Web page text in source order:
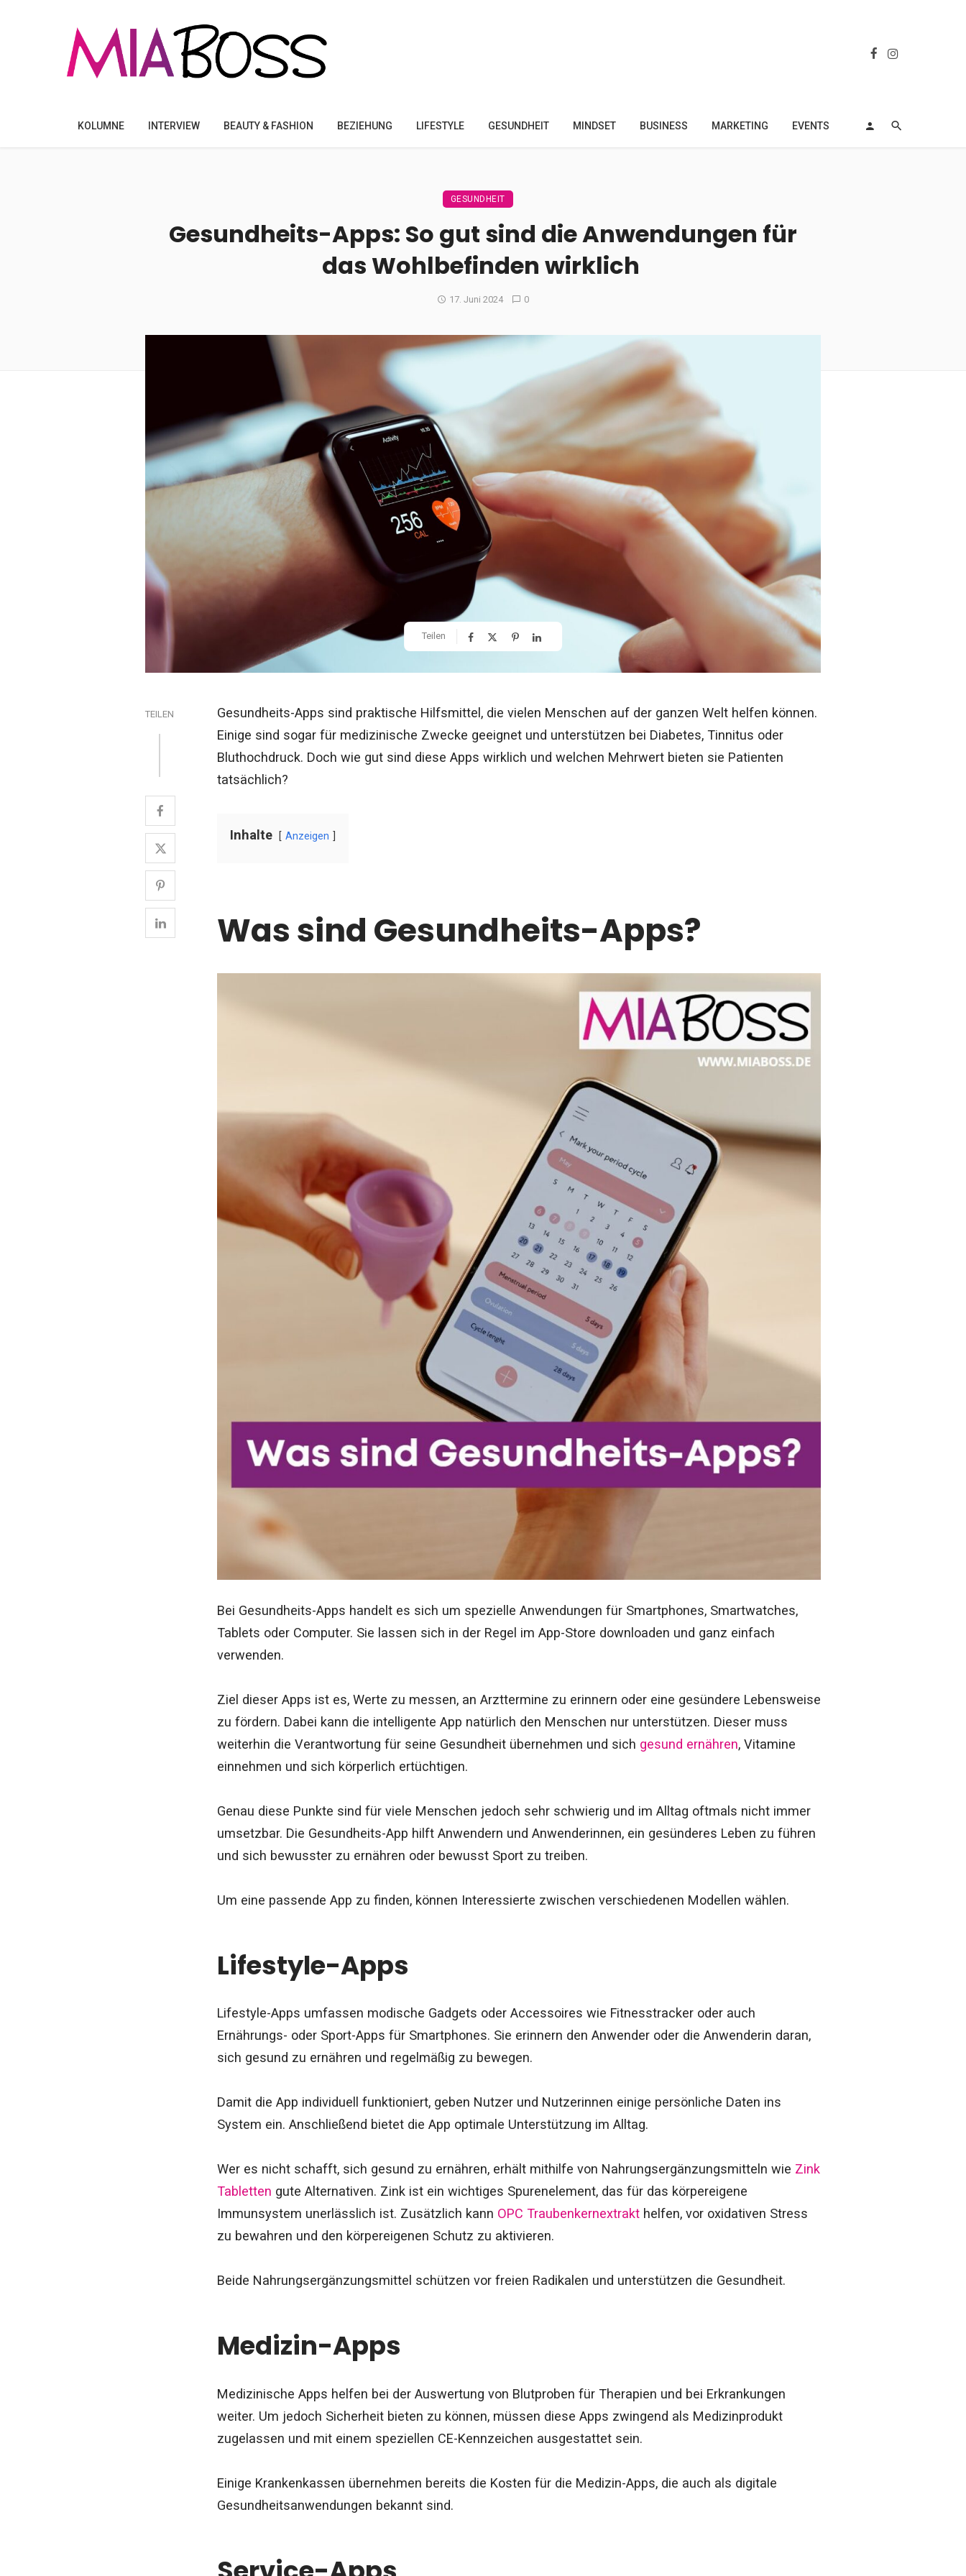
KOLUMNE INTERVIEW BEAUTY & FASHION BEZIEHUNG LIFESTYLE GESUNDHEIT MINDSET BUSINESS MARKETING EVENTS
GESUNDHEIT
Gesundheits-Apps: So gut sind die Anwendungen für
das Wohlbefinden wirklich
17. Juni 2024 0
Teilen
TEILEN
Gesundheits-Apps sind praktische Hilfsmittel, die vielen Menschen auf der ganzen Welt helfen können.
Einige sind sogar für medizinische Zwecke geeignet und unterstützen bei Diabetes, Tinnitus oder
Bluthochdruck. Doch wie gut sind diese Apps wirklich und welchen Mehrwert bieten sie Patienten
tatsächlich?
Inhalte Anzeigen
Was sind Gesundheits-Apps?
Bei Gesundheits-Apps handelt es sich um spezielle Anwendungen für Smartphones, Smartwatches,
Tablets oder Computer. Sie lassen sich in der Regel im App-Store downloaden und ganz einfach
verwenden.
Ziel dieser Apps ist es, Werte zu messen, an Arzttermine zu erinnern oder eine gesündere Lebensweise
zu fördern. Dabei kann die intelligente App natürlich den Menschen nur unterstützen. Dieser muss
weiterhin die Verantwortung für seine Gesundheit übernehmen und sich gesund ernähren, Vitamine
einnehmen und sich körperlich ertüchtigen.
Genau diese Punkte sind für viele Menschen jedoch sehr schwierig und im Alltag oftmals nicht immer
umsetzbar. Die Gesundheits-App hilft Anwendern und Anwenderinnen, ein gesünderes Leben zu führen
und sich bewusster zu ernähren oder bewusst Sport zu treiben.
Um eine passende App zu finden, können Interessierte zwischen verschiedenen Modellen wählen.
Lifestyle-Apps
Lifestyle-Apps umfassen modische Gadgets oder Accessoires wie Fitnesstracker oder auch
Ernährungs- oder Sport-Apps für Smartphones. Sie erinnern den Anwender oder die Anwenderin daran,
sich gesund zu ernähren und regelmäßig zu bewegen.
Damit die App individuell funktioniert, geben Nutzer und Nutzerinnen einige persönliche Daten ins
System ein. Anschließend bietet die App optimale Unterstützung im Alltag.
Wer es nicht schafft, sich gesund zu ernähren, erhält mithilfe von Nahrungsergänzungsmitteln wie Zink
Tabletten gute Alternativen. Zink ist ein wichtiges Spurenelement, das für das körpereigene
Immunsystem unerlässlich ist. Zusätzlich kann OPC Traubenkernextrakt helfen, vor oxidativen Stress
zu bewahren und den körpereigenen Schutz zu aktivieren.
Beide Nahrungsergänzungsmittel schützen vor freien Radikalen und unterstützen die Gesundheit.
Medizin-Apps
Medizinische Apps helfen bei der Auswertung von Blutproben für Therapien und bei Erkrankungen
weiter. Um jedoch Sicherheit bieten zu können, müssen diese Apps zwingend als Medizinprodukt
zugelassen und mit einem speziellen CE-Kennzeichen ausgestattet sein.
Einige Krankenkassen übernehmen bereits die Kosten für die Medizin-Apps, die auch als digitale
Gesundheitsanwendungen bekannt sind.